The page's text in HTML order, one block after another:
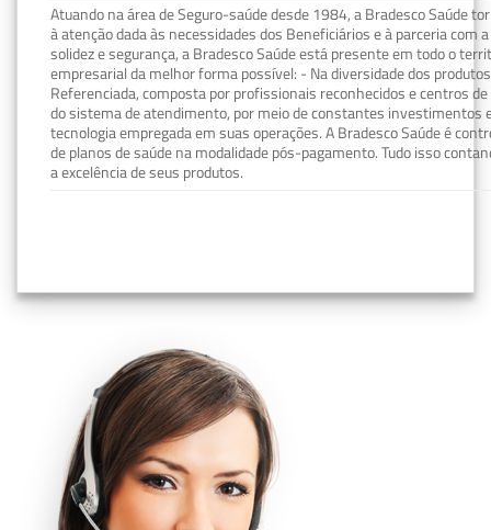
Atuando na área de Seguro-saúde desde 1984, a Bradesco Saúde
à atenção dada às necessidades dos Beneficiários e à parceria com
solidez e segurança, a Bradesco Saúde está presente em todo o
empresarial da melhor forma possível: - Na diversidade dos
Referenciada, composta por profissionais reconhecidos e centros
do sistema de atendimento, por meio de constantes investimentos
tecnologia empregada em suas operações. A Bradesco Saúde é
de planos de saúde na modalidade pós-pagamento. Tudo isso
a excelência de seus produtos.